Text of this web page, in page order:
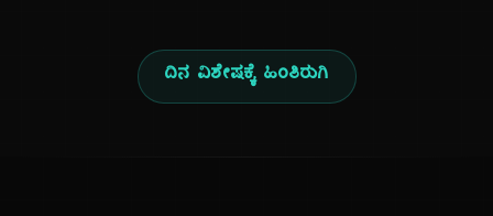
ದಿನ ವಿಶೇಷಕ್ಕೆ ಹಿಂತಿರುಗಿ